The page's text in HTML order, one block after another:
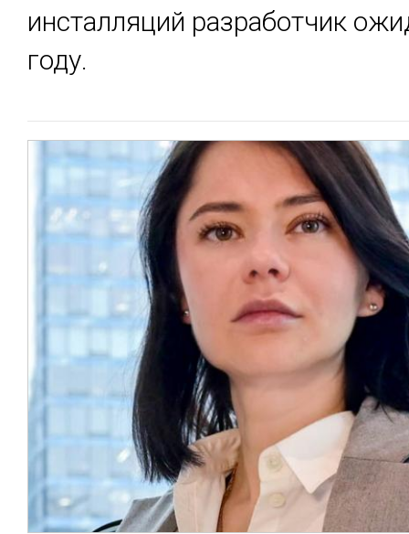
инсталляций разработчик
году.